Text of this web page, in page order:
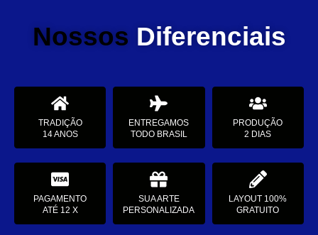
Nossos Diferenciais
TRADIÇÃO
14 ANOS
ENTREGAMOS
TODO BRASIL
PRODUÇÃO
2 DIAS
PAGAMENTO
ATÉ 12 X
SUA ARTE
PERSONALIZADA
LAYOUT 100%
GRATUITO